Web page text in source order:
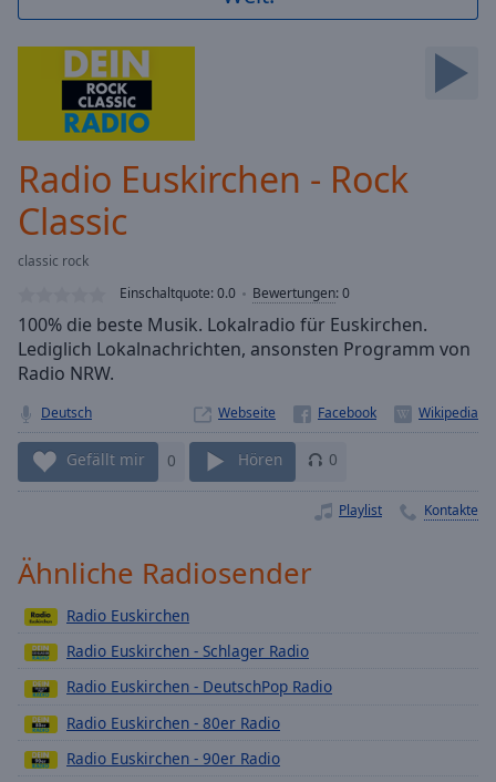
Backward
Current
0:00
Duration -:-
Loaded
0.00%
Stream
live,
currently
behind
liveLIVE
Time-
1x
Chapters
Chapters
Descriptions
descriptions
off,
selected
Radio Euskirchen - Rock
Classic
classic rock
Einschaltquote:0.0 Bewertungen:0
100% die beste Musik. Lokalradio für Euskirchen.
Lediglich Lokalnachrichten, ansonsten Programm von
Radio NRW.
Deutsch Webseite
Gefällt mir 0 Hören 0
Playlist Kontakte
Ähnliche Radiosender
Radio Euskirchen
Radio Euskirchen - Schlager Radio
Radio Euskirchen - DeutschPop Radio
Radio Euskirchen - 80er Radio
Radio Euskirchen - 90er Radio